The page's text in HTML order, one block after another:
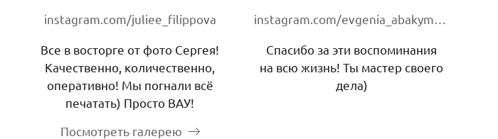
instagram.com/juliee_filippova
Все в восторге от фото Сергея!
Качественно, количественно,
оперативно! Мы погнали всё
печатать) Просто ВАУ!
Посмотреть галерею
Спасибо за эти воспоминания
на всю жизнь! Ты мастер своего
дела)